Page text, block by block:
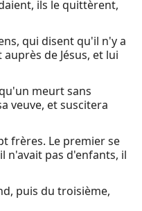
ils le quittèrent,
qui disent qu'il n'y a
de Jésus, et lui
meurt sans
veuve, et suscitera
frères. Le premier se
n'avait pas d'enfants, il
puis du troisième,